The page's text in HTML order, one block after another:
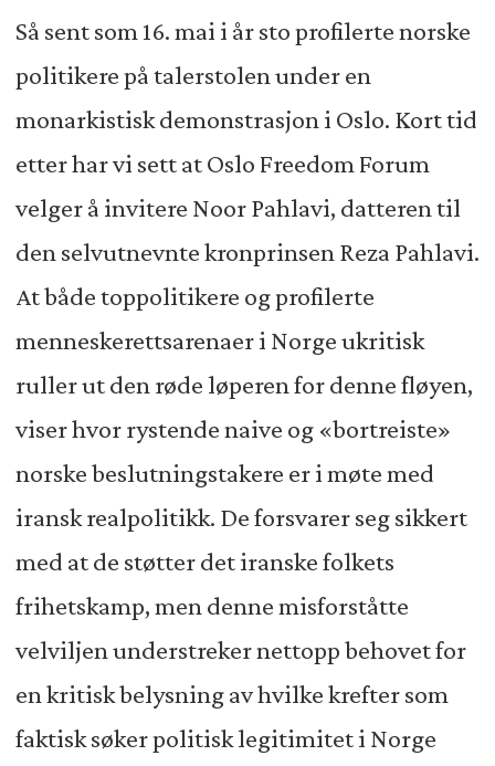
Så sent som 16. mai i år sto profilerte norske
politikere på talerstolen under en
monarkistisk demonstrasjon i Oslo. Kort tid
etter har vi sett at Oslo Freedom Forum
velger å invitere Noor Pahlavi, datteren til
den selvutnevnte kronprinsen Reza Pahlavi.
At både toppolitikere og profilerte
menneskerettsarenaer i Norge ukritisk
ruller ut den røde løperen for denne fløyen,
viser hvor rystende naive og «bortreiste»
norske beslutningstakere er i møte med
iransk realpolitikk. De forsvarer seg sikkert
med at de støtter det iranske folkets
frihetskamp, men denne misforståtte
velviljen understreker nettopp behovet for
en kritisk belysning av hvilke krefter som
faktisk søker politisk legitimitet i Norge